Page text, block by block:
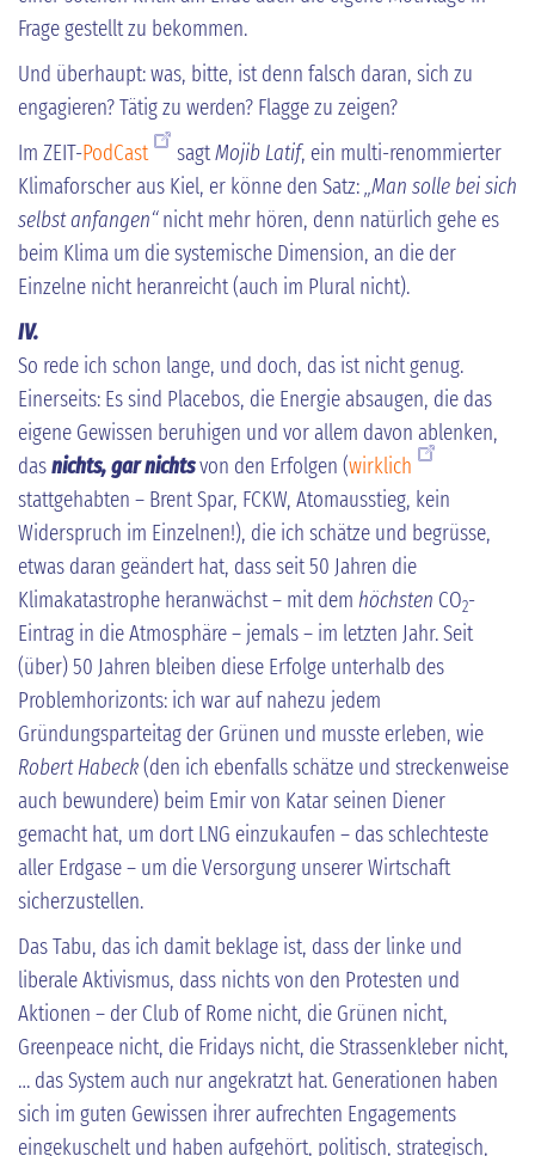
Frage gestellt zu bekommen.
Und überhaupt: was, bitte, ist denn falsch daran, sich zu
engagieren? Tätig zu werden? Flagge zu zeigen?
Im ZEIT-PodCast sagtMojib Latif, ein multi-renommierter
Klimaforscher aus Kiel, er könne den Satz:„Man solle bei sich
selbst anfangen“nicht mehr hören, denn natürlich gehe es
beim Klima um die systemische Dimension, an die der
Einzelne nicht heranreicht (auch im Plural nicht).
IV.
So rede ich schon lange, und doch, das ist nicht genug.
Einerseits: Es sind Placebos, die Energie absaugen, die das
eigene Gewissen beruhigen und vor allem davon ablenken,
dasnichts, gar nichtsvon den Erfolgen (wirklich
stattgehabten – Brent Spar, FCKW, Atomausstieg, kein
Widerspruch im Einzelnen!), die ich schätze und begrüsse,
etwas daran geändert hat, dass seit 50 Jahren die
Klimakatastrophe heranwächst – mit dem höchsten CO2-
Eintrag in die Atmosphäre – jemals – im letzten Jahr. Seit
(über) 50 Jahren bleiben diese Erfolge unterhalb des
Problemhorizonts: ich war auf nahezu jedem
Gründungsparteitag der Grünen und musste erleben, wie
Robert Habeck(den ich ebenfalls schätze und streckenweise
auch bewundere) beim Emir von Katar seinen Diener
gemacht hat, um dort LNG einzukaufen – das schlechteste
aller Erdgase – um die Versorgung unserer Wirtschaft
sicherzustellen.
Das Tabu, das ich damit beklage ist, dass der linke und
liberale Aktivismus, dass nichts von den Protesten und
Aktionen – der Club of Rome nicht, die Grünen nicht,
Greenpeace nicht, die Fridays nicht, die Strassenkleber nicht,
… das System auch nur angekratzt hat. Generationen haben
sich im guten Gewissen ihrer aufrechten Engagements
eingekuschelt und haben aufgehört, politisch, strategisch,